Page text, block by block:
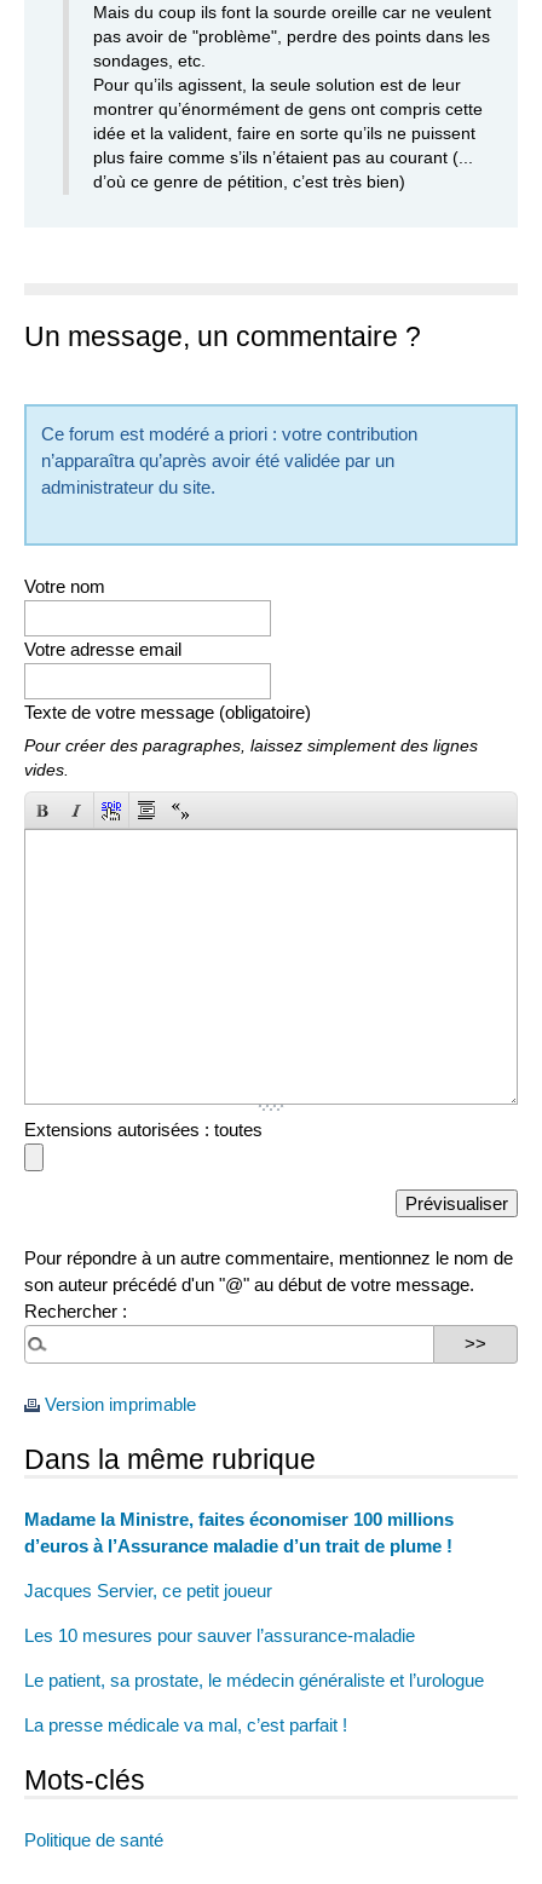
Mais du coup ils font la sourde oreille car ne veulent
pas avoir de "problème", perdre des points dans les
sondages, etc.
Pour qu’ils agissent, la seule solution est de leur
montrer qu’énormément de gens ont compris cette
idée et la valident, faire en sorte qu’ils ne puissent
plus faire comme s’ils n’étaient pas au courant (...
d’où ce genre de pétition, c’est très bien)
Un message, un commentaire ?
Ce forum est modéré a priori : votre contribution
n’apparaîtra qu’après avoir été validée par un
administrateur du site.
Votre nom
Votre adresse email
Texte de votre message (obligatoire)
Pour créer des paragraphes, laissez simplement des lignes
vides.
Extensions autorisées : toutes
Pour répondre à un autre commentaire, mentionnez le nom de
son auteur précédé d'un "@" au début de votre message.
Rechercher :
Version imprimable
Dans la même rubrique
Madame la Ministre, faites économiser 100 millions
d’euros à l’Assurance maladie d’un trait de plume !
Jacques Servier, ce petit joueur
Les 10 mesures pour sauver l’assurance-maladie
Le patient, sa prostate, le médecin généraliste et l’urologue
La presse médicale va mal, c’est parfait !
Mots-clés
Politique de santé